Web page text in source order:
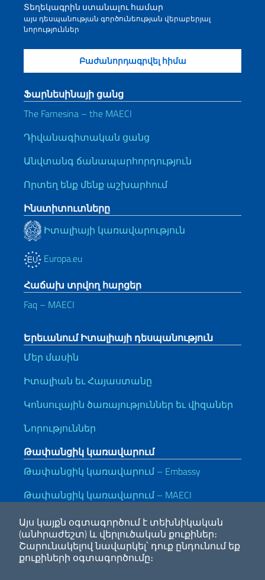
Այս կայքն օգտագործում է տեխնիկական
(անհրաժեշտ) և վերլուծական քուքիներ։
Շարունակելով նավարկել՝ դուք ընդունում եք
քուքիների օգտագործումը։
Տեղեկագրին ստանալու համար
այս դեսպանության գործունեության վերաբերյալ
նորություններ
Ֆարնեսինայի ցանց
The Farnesina – the MAECI
Դիվանագիտական ցանց
Անվտանգ ճանապարհորդություն
Որտեղ ենք մենք աշխարհում
Ինստիտուտները
Իտալիայի կառավարություն
Europa.eu
Հաճախ տրվող հարցեր
Faq – MAECI
Երեւանում Իտալիայի դեսպանություն
Մեր մասին
Իտալիան եւ Հայաստանը
Կոնսուլային ծառայություններ եւ վիզաներ
Նորություններ
Թափանցիկ կառավարում
Թափանցիկ կառավարում – Embassy
Թափանցիկ կառավարում – MAECI
Օգտակար հղումներ
Note legaliPrivacy e cookie policyDichiarazione di accessibilità